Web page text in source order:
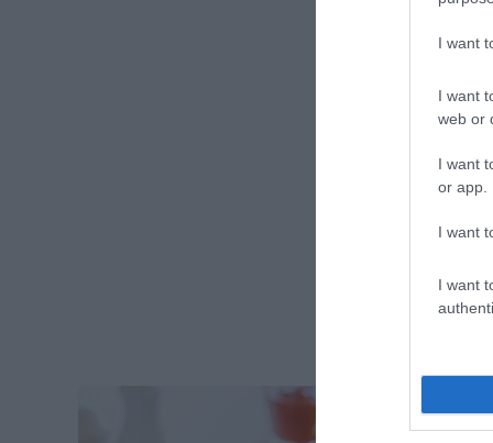
I want
I want
web or
I want
or app.
I want
I want